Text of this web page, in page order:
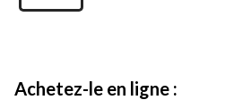
Achetez-le en ligne :